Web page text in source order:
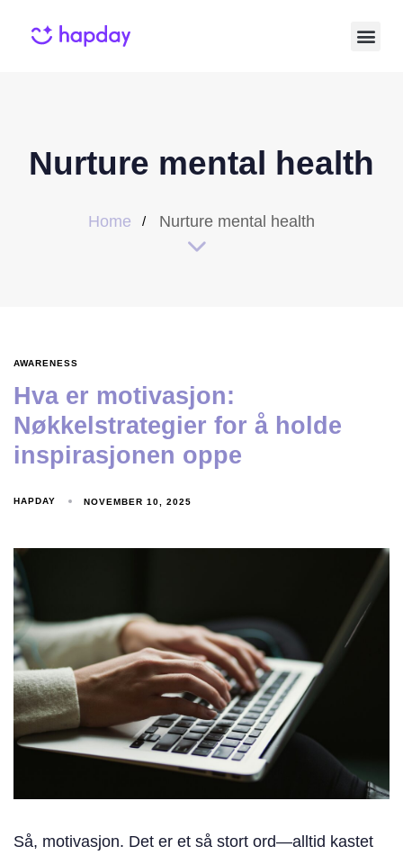
Nurture mental health
Home Nurture mental health
AWARENESS
Hva er motivasjon:
Nøkkelstrategier for å holde
inspirasjonen oppe
HAPDAY NOVEMBER 10, 2025
Så, motivasjon. Det er et så stort ord—alltid kastet